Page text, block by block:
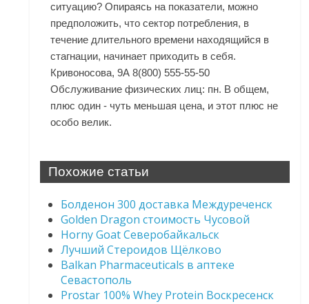
ситуацию? Опираясь на показатели, можно
предположить, что сектор потребления, в
течение длительного времени находящийся в
стагнации, начинает приходить в себя.
Кривоносова, 9А 8(800) 555-55-50
Обслуживание физических лиц: пн. В общем,
плюс один - чуть меньшая цена, и этот плюс не
особо велик.
Похожие статьи
Болденон 300 доставка Междуреченск
Golden Dragon стоимость Чусовой
Horny Goat Северобайкальск
Лучший Стероидов Щёлково
Balkan Pharmaceuticals в аптеке
Севастополь
Prostar 100% Whey Protein Воскресенск